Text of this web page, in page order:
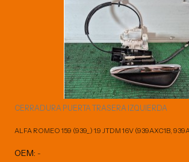
CERRADURA PUERTA TRASERA IZQUIERDA
ALFA ROMEO 159 (939_) 1.9 JTDM 16V (939AXC1B,
OEM: -